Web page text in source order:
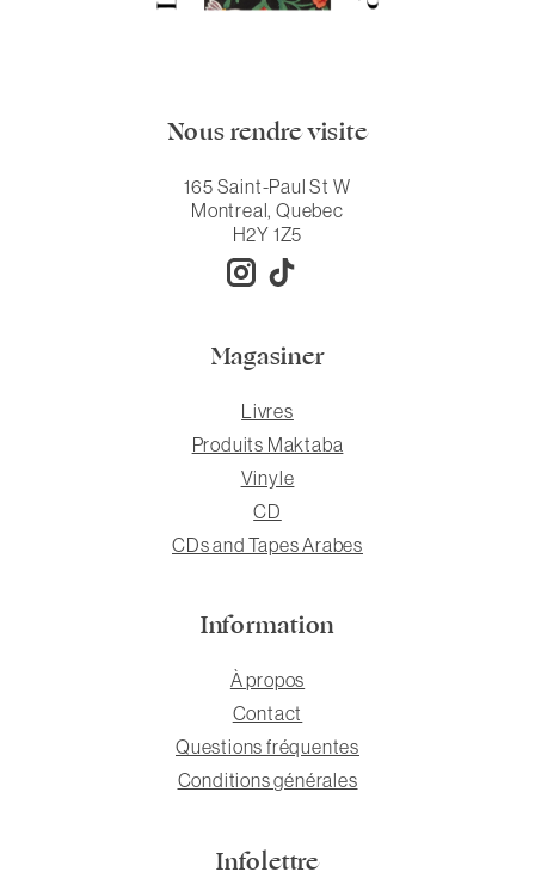
Nous rendre visite
165 Saint-Paul St W
Montreal, Quebec
H2Y 1Z5
Magasiner
Livres
Produits Maktaba
Vinyle
CD
CDs and Tapes Arabes
Information
À propos
Contact
Questions fréquentes
Conditions générales
Infolettre